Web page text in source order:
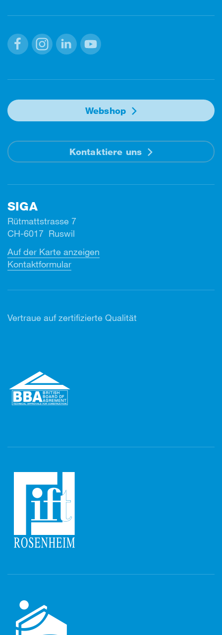
Webshop
Kontaktiere uns
SIGA
Rütmattstrasse 7
CH-6017 Ruswil
Auf der Karte anzeigen
Kontaktformular
Vertraue auf zertifizierte Qualität